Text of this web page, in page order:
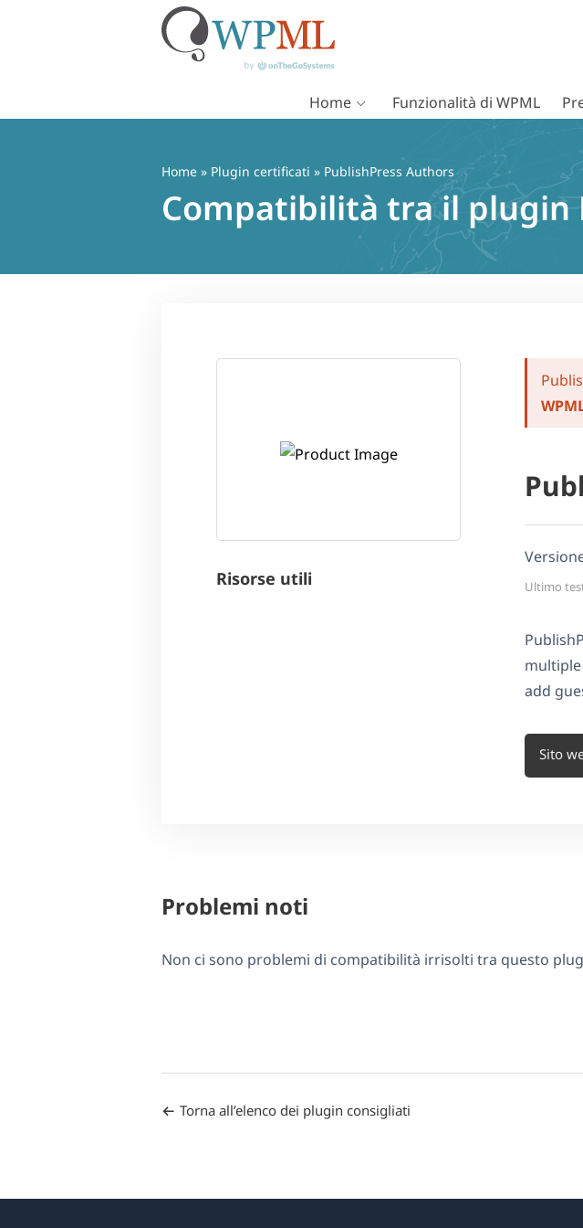
Home Funzionalità di WPML
Home » Plugin certificati » PublishPress Authors
Compatibilità tra il plugin
Risorse utili Ultimo
add
Sito
Problemi noti
Non ci sono problemi di compatibilità irrisolti tra questo
Torna all’elenco dei plugin consigliati